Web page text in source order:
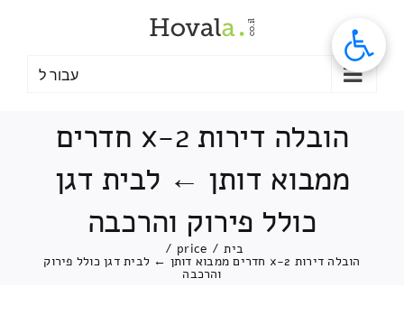
עבור ל
הובלה דירות 2-x חדרים
ממבוא דותן ← לבית דגן
כולל פירוק והרכבה
בית /
price
/
הובלה דירות 2-x חדרים ממבוא דותן ← לבית דגן כולל פירוק
והרכבה